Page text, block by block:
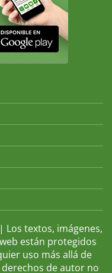
Los textos, imágenes,
están protegidos
uso más allá de
de autor no